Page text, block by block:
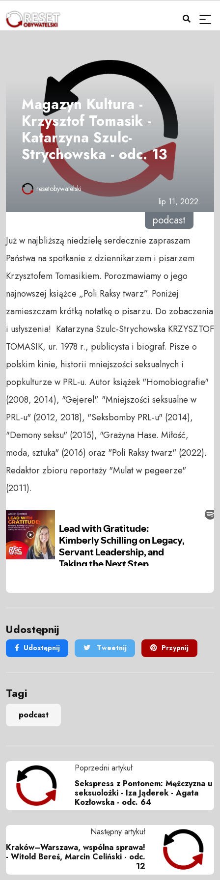
Magazyn Kultura -
Krzysztof Tomasik -
Katarzyna Szulc-
Strychowska - odc. 13
resetobywatelski
lip 11, 2022
podcast
Już w najbliższą niedzielę serdecznie zapraszam
Państwa na spotkanie z dziennikarzem i pisarzem
Krzysztofem Tomasikiem. Porozmawiamy o jego
najnowszej książce „Poli Raksy twarz”. Poniżej
zamieszczam krótką notatkę o pisarzu. Do zobaczenia
i usłyszenia! Katarzyna Szulc-Strychowska KRZYSZTOF
TOMASIK, ur. 1978 r., publicysta i biograf. Pisze o
polskim kinie, historii mniejszości seksualnych i
popkulturze w PRL-u. Autor książek "Homobiografie"
(2008, 2014), "Gejerel". "Mniejszości seksualne w
PRL-u" (2012, 2018), "Seksbomby PRL-u" (2014),
"Demony seksu" (2015), "Grażyna Hase. Miłość,
moda, sztuka" (2016) oraz "Poli Raksy twarz" (2022).
Redaktor zbioru reportaży "Mulat w pegeerze"
(2011).
Udostępnij
Udostępnij Tweetnij Przypnij
Tagi
podcast
Poprzedni artykuł
Sekspress z Pontonem: Mężczyzna u
seksuolożki - Iza Jąderek - Agata
Kozłowska - odc. 64
Następny artykuł
Kraków–Warszawa, wspólna sprawa!
- Witold Bereś, Marcin Celiński - odc.
12